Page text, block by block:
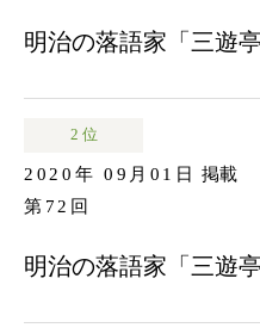
明治の落語家「三遊
2 位
2020年 09月01日
掲載
第72回
明治の落語家「三遊